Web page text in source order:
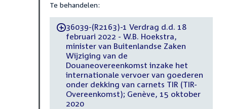
Te behandelen:
-36039-(R2163)-1 Verdrag d.d. 18
februari 2022 - W.B. Hoekstra,
minister van Buitenlandse Zaken
Wijziging van de
Douaneovereenkomst inzake het
internationale vervoer van goederen
onder dekking van carnets TIR (TIR-
Overeenkomst); Genève, 15 oktober
2020